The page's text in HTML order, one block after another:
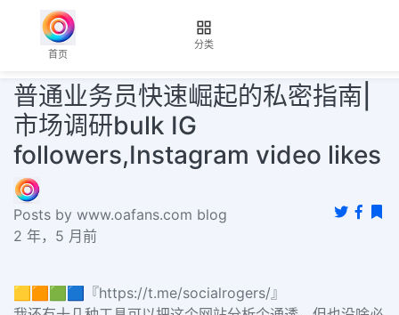
首页
分类
普通业务员快速崛起的私密指南|
市场调研bulk IG
followers,Instagram video likes
Posts by www.oafans.com blog
2 年，5 月前
🟨🟧🟩🟦『https://t.me/socialrogers/』